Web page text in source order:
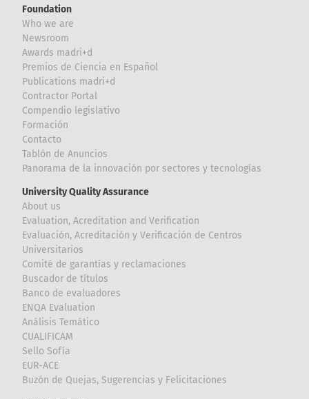
Foundation
Who we are
Newsroom
Awards madri+d
Premios de Ciencia en Español
Publications madri+d
Contractor Portal
Compendio legislativo
Formación
Contacto
Tablón de Anuncios
Panorama de la innovación por sectores y tecnologías
University Quality Assurance
About us
Evaluation, Acreditation and Verification
Evaluación, Acreditación y Verificación de Centros
Universitarios
Comité de garantías y reclamaciones
Buscador de títulos
Banco de evaluadores
ENQA Evaluation
Análisis Temático
CUALIFICAM
Sello Sofía
EUR-ACE
Buzón de Quejas, Sugerencias y Felicitaciones